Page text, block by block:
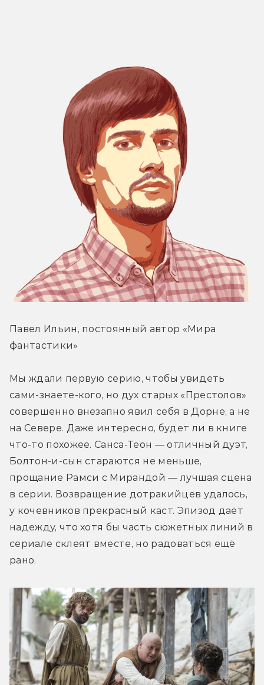
Павел Ильин, постоянный автор «Мира
фантастики»
Мы ждали первую серию, чтобы увидеть
сами-знаете-кого, но дух старых «Престолов»
совершенно внезапно явил себя в Дорне, а не
на Севере. Даже интересно, будет ли в книге
что-то похожее. Санса-Теон — отличный дуэт,
Болтон-и-сын стараются не меньше,
прощание Рамси с Мирандой — лучшая сцена
в серии. Возвращение дотракийцев удалось,
у кочевников прекрасный каст. Эпизод даёт
надежду, что хотя бы часть сюжетных линий в
сериале склеят вместе, но радоваться ещё
рано.